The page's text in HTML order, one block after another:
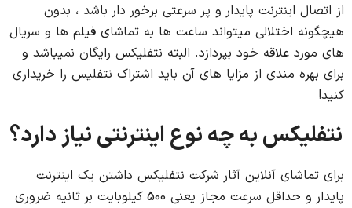
از اتصال اینترنت پایدار و پر سرعتی برخور دار باشد ، بدون
هیچگونه اختلالی میتواند ساعت ها به تماشای فیلم ها و سریال
های مورد علاقه خود بپردازد. البته نتفلیکس رایگان نمیباشد و
برای بهره مندی از مزایا های آن باید اشتراک نتفلیس را خریداری
کنید!
نتفلیکس به چه نوع اینترنتی نیاز دارد؟
برای تماشای آنلاین آثار شرکت نتفلیکس داشتن یک اینترنت
پایدار و حداقل سرعت مجاز یعنی 500 کیلوبایت بر ثانیه ضروری